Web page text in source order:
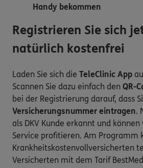
Handy bekommen
Registrieren Sie sich
natürlich kostenfrei
Laden Sie sich die TeleClinic App
Scannen Sie dazu einfach den QR-
bei der Registrierung darauf, dass
Versicherungsnummer eintragen.
als DKV Kunde erkannt und
Service profitieren. Am Programm
Krankheitskostenvollversicherten
Versicherten mit dem Tarif BestMed